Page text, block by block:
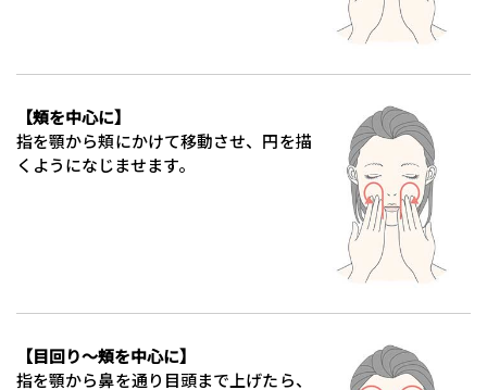
【頬を中心に】
指を顎から頬にかけて移動させ、円を描
くようになじませます。
【目回り～頬を中心に】
指を顎から鼻を通り目頭まで上げたら、